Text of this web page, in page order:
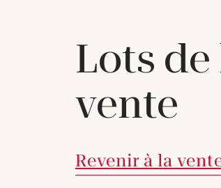
Lots de
vente
Revenir à la